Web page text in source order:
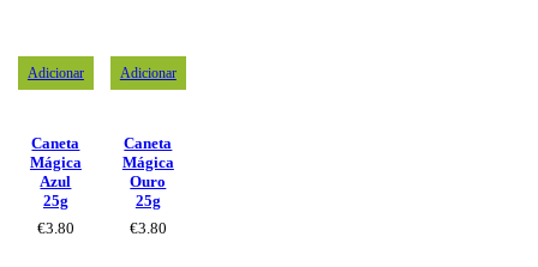
Adicionar
Caneta
Mágica
Azul
25g
€3.80
Adicionar
Caneta
Mágica
Ouro
25g
€3.80